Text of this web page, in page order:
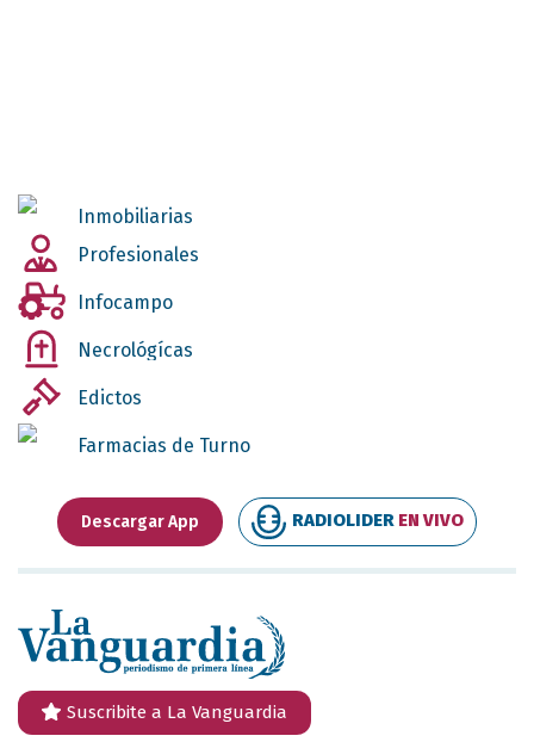
Inmobiliarias
Profesionales
Infocampo
Necrológícas
Edictos
Farmacias de Turno
Descargar App RADIOLIDER EN VIVO
Suscribite a La Vanguardia